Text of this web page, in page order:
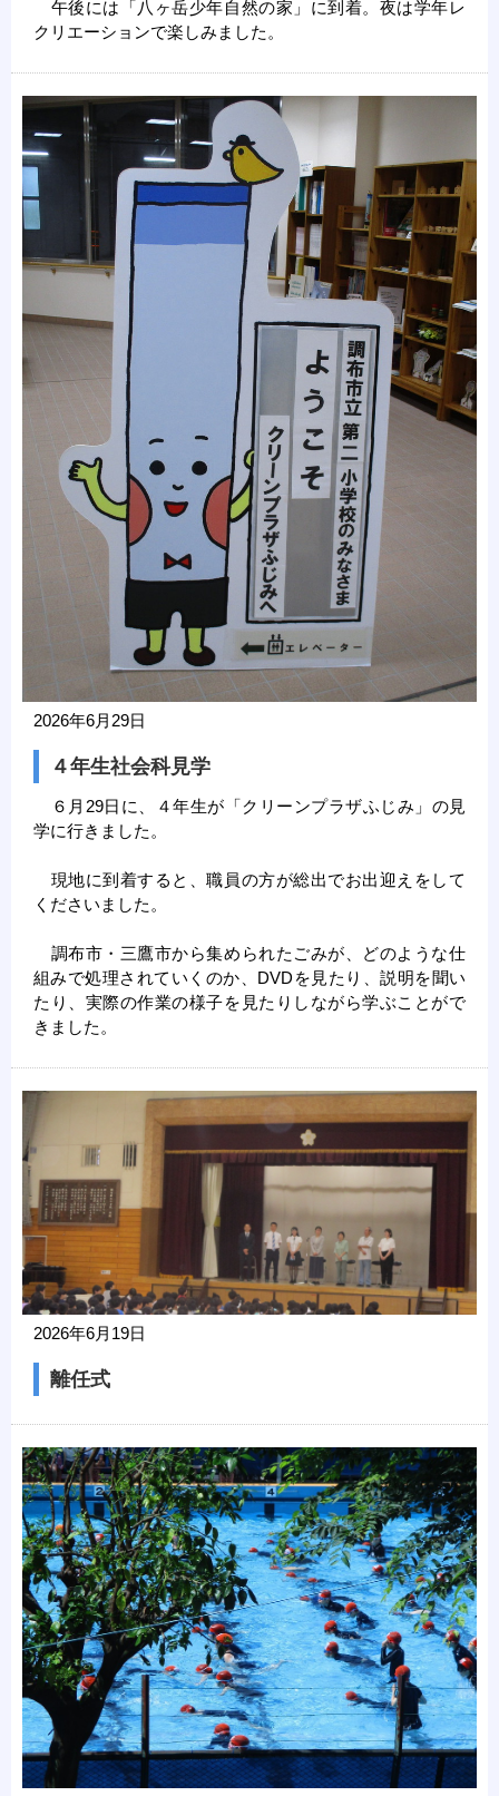
午後には「八ヶ岳少年自然の家」に到着。夜は学年レ
クリエーションで楽しみました。
2026年6月29日
４年生社会科見学
６月29日に、４年生が「クリーンプラザふじみ」の見
学に行きました。
現地に到着すると、職員の方が総出でお出迎えをして
くださいました。
調布市・三鷹市から集められたごみが、どのような仕
組みで処理されていくのか、DVDを見たり、説明を聞い
たり、実際の作業の様子を見たりしながら学ぶことがで
きました。
2026年6月19日
離任式